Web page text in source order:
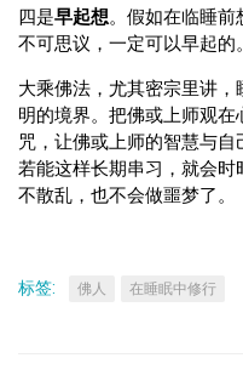
四是早起想。假如在临睡前
不可思议，一定可以早起的。
大乘佛法，尤其密宗里讲
明的境界。把佛或上师观
咒，让佛或上师的智慧与自
若能这样长期串习，就会
不散乱，也不会做噩梦了。
标签: 佛人 在睡眠中修行